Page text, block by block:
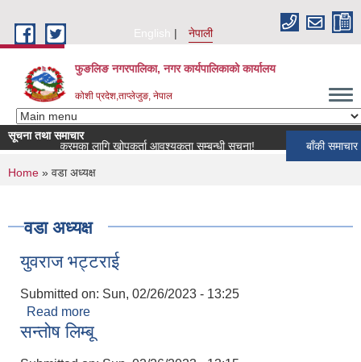
English
नेपाली
फुङलिङ नगरपालिका, नगर कार्यपालिकाको कार्यालय
कोशी प्रदेश,ताप्लेजुङ, नेपाल
सूचना तथा समाचार
कार्यक्रमका लागि खोपकर्ता आवश्यकता सम्बन्धी सूचना!
बाँकी समाचार
You are here
Home » वडा अध्यक्ष
वडा अध्यक्ष
युवराज भट्टराई
Submitted on: Sun, 02/26/2023 - 13:25
Read more
सन्तोष लिम्बू